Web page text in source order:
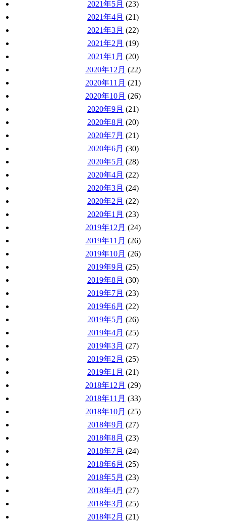
2021年5月 (23)
2021年4月 (21)
2021年3月 (22)
2021年2月 (19)
2021年1月 (20)
2020年12月 (22)
2020年11月 (21)
2020年10月 (26)
2020年9月 (21)
2020年8月 (20)
2020年7月 (21)
2020年6月 (30)
2020年5月 (28)
2020年4月 (22)
2020年3月 (24)
2020年2月 (22)
2020年1月 (23)
2019年12月 (24)
2019年11月 (26)
2019年10月 (26)
2019年9月 (25)
2019年8月 (30)
2019年7月 (23)
2019年6月 (22)
2019年5月 (26)
2019年4月 (25)
2019年3月 (27)
2019年2月 (25)
2019年1月 (21)
2018年12月 (29)
2018年11月 (33)
2018年10月 (25)
2018年9月 (27)
2018年8月 (23)
2018年7月 (24)
2018年6月 (25)
2018年5月 (23)
2018年4月 (27)
2018年3月 (25)
2018年2月 (21)